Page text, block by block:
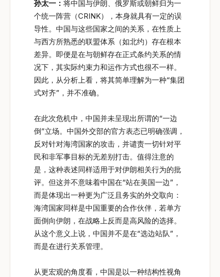
孙太一： 将中国与伊朗、俄罗斯或朝鲜归为一
个统一阵营（CRINK），本身就具有一定的误
导性。中国与这些国家之间的关系，在性质上
与西方所熟悉的联盟体系（如北约）存在根本
差异。即便是在与朝鲜存在正式条约关系的情
况下，其实际约束力和运作方式也很不一样。
因此，从分析上看，将其简单理解为一种“集团
式对齐”，并不准确。
在此次危机中，中国并未呈现出所谓的“一边
倒”立场。中国外交部的官方表态已明确强调，
反对针对海湾国家的攻击，并谴责一切针对平
民和非军事目标的无差别打击。值得注意的
是，这种表述同样适用于对伊朗相关行为的批
评。但这并不意味着中国在“站在美国一边”，
而是体现出一种更为广泛且务实的外交取向：
海湾国家同样是中国重要的合作伙伴，若单方
面倒向伊朗，在战略上反而是高风险的选择。
从这个意义上说，中国并不是在“选边站队”，
而是在进行关系管理。
从更宏观的角度看，中国是以一种结构性视角